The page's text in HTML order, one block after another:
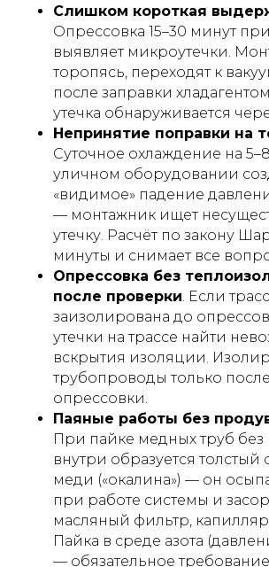
Слишком короткая
Опрессовка 15–30 минут
выявляет микроутечки.
торопясь, переходят к
после заправки
утечка обнаруживается
Непринятие поправки на
Суточное охлаждение на
уличном оборудовании
«видимое» падение
— монтажник ищет
утечку. Расчёт по закону
минуты и снимает все
Опрессовка без
после проверки. Если
заизолирована до
утечки на трассе найти
вскрытия изоляции.
трубопроводы только
опрессовки.
Паяные работы без
При пайке медных труб без
внутри образуется толстый
меди («окалина») — он
при работе системы и
масляный фильтр,
Пайка в среде азота
— обязательное